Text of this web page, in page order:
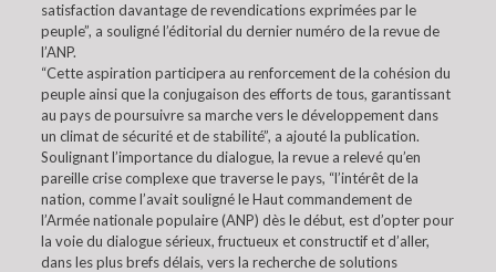
satisfaction davantage de revendications exprimées par le
peuple”, a souligné l’éditorial du dernier numéro de la revue de
l’ANP.
“Cette aspiration participera au renforcement de la cohésion du
peuple ainsi que la conjugaison des efforts de tous, garantissant
au pays de poursuivre sa marche vers le développement dans
un climat de sécurité et de stabilité”, a ajouté la publication.
Soulignant l’importance du dialogue, la revue a relevé qu’en
pareille crise complexe que traverse le pays, “l’intérêt de la
nation, comme l’avait souligné le Haut commandement de
l’Armée nationale populaire (ANP) dès le début, est d’opter pour
la voie du dialogue sérieux, fructueux et constructif et d’aller,
dans les plus brefs délais, vers la recherche de solutions